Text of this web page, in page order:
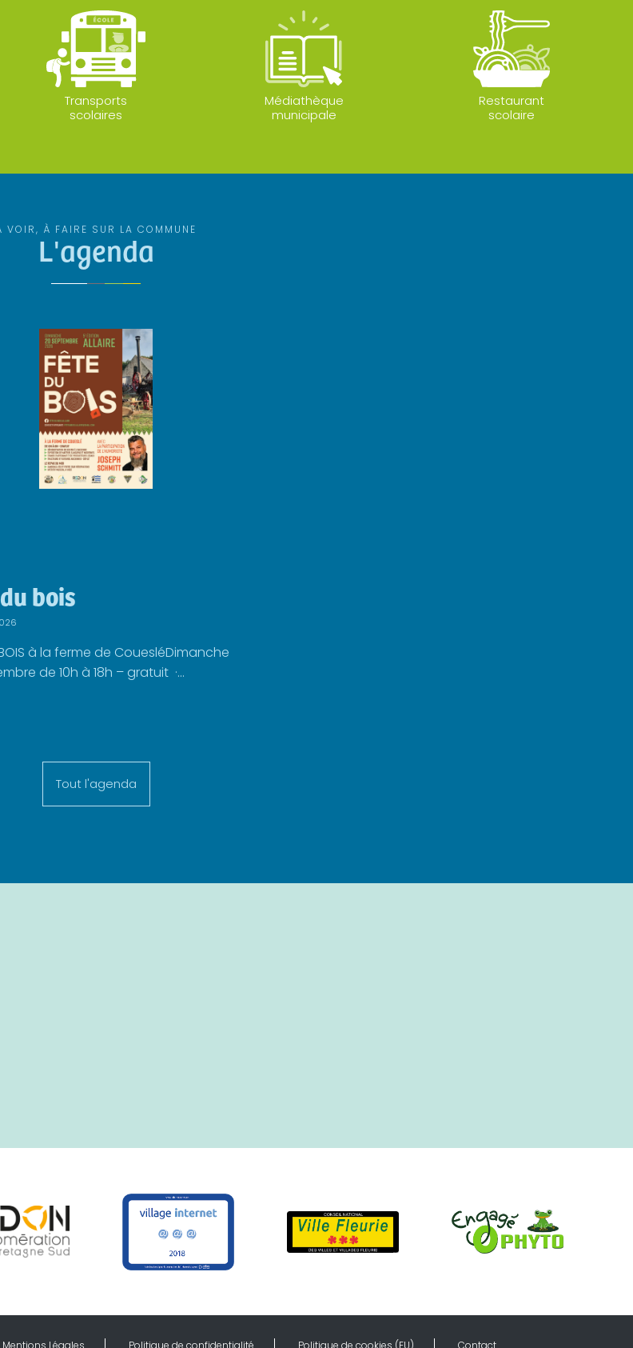
Transports
scolaires
Médiathèque
municipale
Restaurant
scolaire
VOIR, À FAIRE SUR LA COMMUNE
L'agenda
bois
BOIS à la ferme de CouesléDimanche
de 10h à 18h – gratuit ·...
Tout l'agenda